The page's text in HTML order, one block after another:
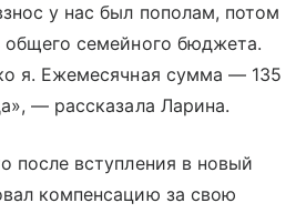
у нас был пополам, потом
общего семейного бюджета.
я. Ежемесячная сумма — 135
— рассказала Ларина.
после вступления в новый
компенсацию за свою